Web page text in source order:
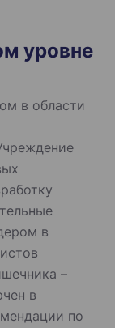
уровне
в области
в
–
в
по